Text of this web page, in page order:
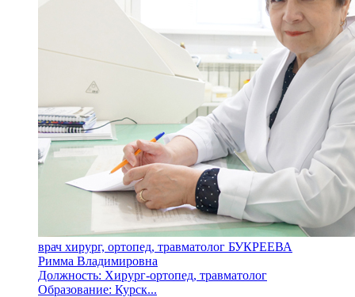
врач хирург, ортопед, травматолог БУКРЕЕВА
Римма Владимировна
Должность: Хирург-ортопед, травматолог
Образование: Курск...